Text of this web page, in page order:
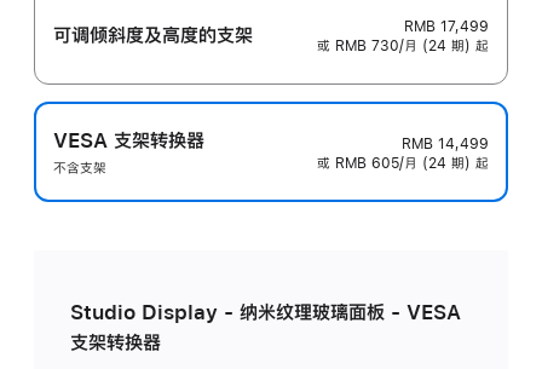
可调倾斜度及高‍度的支‍架
RMB 17,499
或 RMB 730/月 (24 期) 起
VESA 支架转换器
不含支架
RMB 14,499
或 RMB 605/月 (24 期) 起
Studio Display - 纳米纹理玻璃面板 - VESA
支架转换器